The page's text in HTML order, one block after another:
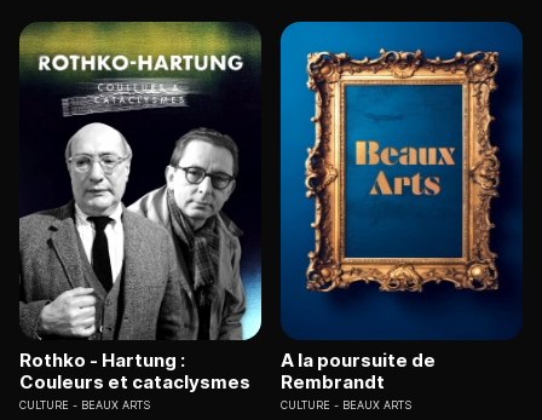
Rothko - Hartung :
Couleurs et cataclysmes
CULTURE BEAUX ARTS
A la poursuite de
Rembrandt
CULTURE BEAUX ARTS